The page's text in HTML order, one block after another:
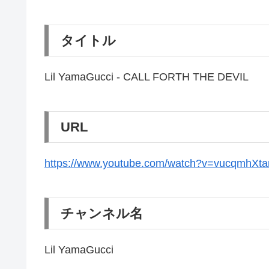
タイトル
Lil YamaGucci - CALL FORTH THE DEVIL
URL
https://www.youtube.com/
チャンネル名
Lil YamaGucci